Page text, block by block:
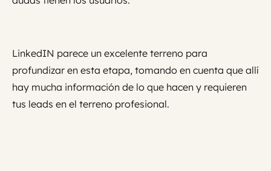
LinkedIN parece un excelente terreno para
profundizar en esta etapa, tomando en cuenta que allí
hay mucha información de lo que hacen y requieren
tus leads en el terreno profesional.